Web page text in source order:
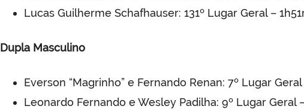
Lucas Guilherme Schafhauser: 131º Lugar Geral –
Dupla Masculino
Everson “Magrinho” e Fernando Renan: 7º Lugar Geral
Leonardo Fernando e Wesley Padilha: 9º Lugar Geral